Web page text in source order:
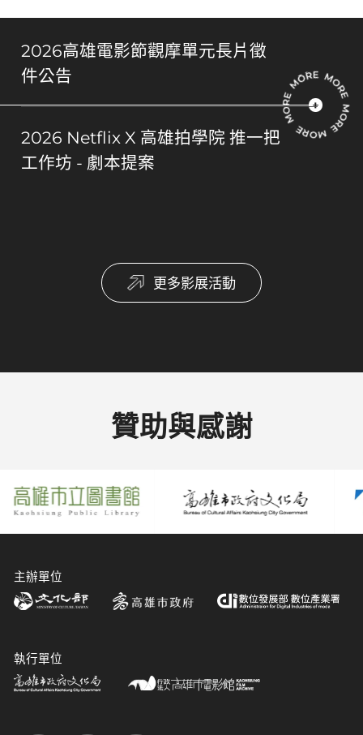
2026高雄電影節觀摩單元長片徵
件公告
2026 Netflix X 高雄拍學院 推一把
工作坊 - 劇本提案
更多影展活動
贊助與感謝
主辦單位
執行單位